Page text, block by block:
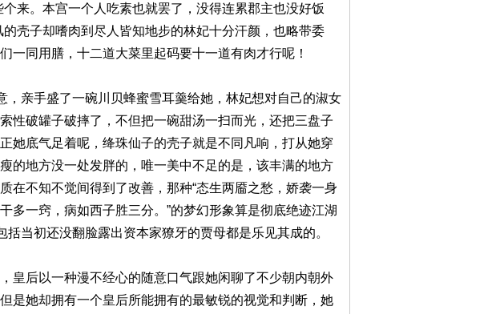
来。本宫一个人吃素也就罢了，没得连累郡主也没好饭
壳子却嗜肉到尽人皆知地步的林妃十分汗颜，也略带委
一同用膳，十二道大菜里起码要十一道有肉才行呢！
，亲手盛了一碗川贝蜂蜜雪耳羹给她，林妃想对自己的淑女
性破罐子破摔了，不但把一碗甜汤一扫而光，还把三盘子
底气足着呢，绛珠仙子的壳子就是不同凡响，打从她穿
的地方没一处发胖的，唯一美中不足的是，该丰满的地方
在不知不觉间得到了改善，那种“态生两靥之愁，娇袭一身
多一窍，病如西子胜三分。”的梦幻形象算是彻底绝迹江湖
当初还没翻脸露出资本家獠牙的贾母都是乐见其成的。
皇后以一种漫不经心的随意口气跟她闲聊了不少朝内朝外
是她却拥有一个皇后所能拥有的最敏锐的视觉和判断，她